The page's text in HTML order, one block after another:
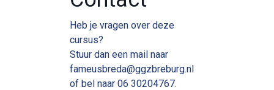
Heb je vragen over deze
cursus?
Stuur dan een mail naar
fameusbreda@ggzbreburg.nl
of bel naar 06 30204767.